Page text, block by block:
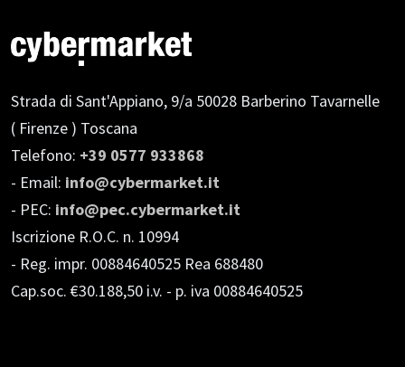
Strada di Sant'Appiano, 9/a 50028 Barberino Tavarnelle
( Firenze ) Toscana
Telefono: +39 0577 933868
- Email: info@cybermarket.it
- PEC: info@pec.cybermarket.it
Iscrizione R.O.C. n. 10994
- Reg. impr. 00884640525 Rea 688480
Cap.soc. €30.188,50 i.v. - p. iva 00884640525